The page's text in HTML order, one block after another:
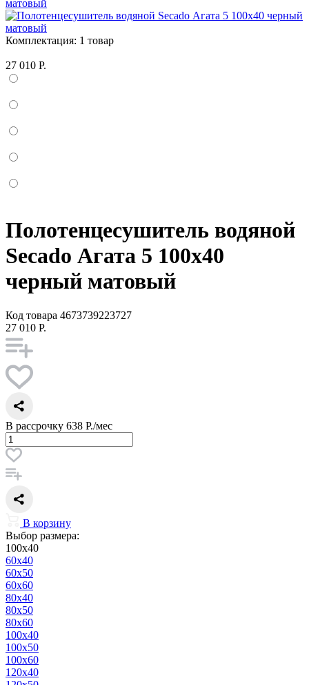
Комплектация: 1 товар
27 010 Р.
Полотенцесушитель водяной
Secado Агата 5 100x40
черный матовый
Код товара 4673739223727
27 010 Р.
В рассрочку 638 Р./мес
В корзину
Выбор размера:
100x40
60x40
60x50
60x60
80x40
80x50
80x60
100x40
100x50
100x60
120x40